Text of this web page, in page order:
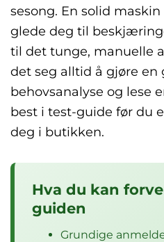
sesong. En solid
glede deg til
til det tunge, manuelle
det seg alltid å gjøre en
behovsanalyse og lese
best i test-guide før du
deg i butikken.
Hva du kan
guiden
Grundige